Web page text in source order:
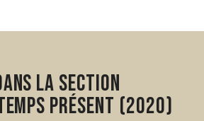
la section
présent (2020)